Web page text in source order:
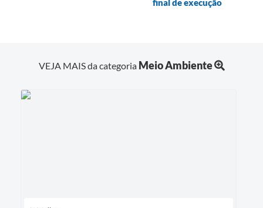
VEJA MAIS da categoria Meio Ambiente